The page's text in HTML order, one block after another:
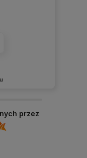
w podzielenie
Do
przez